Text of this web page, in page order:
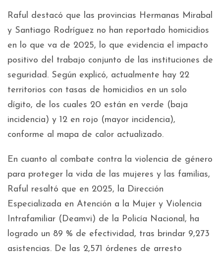
Raful destacó que las provincias Hermanas Mirabal
y Santiago Rodríguez no han reportado homicidios
en lo que va de 2025, lo que evidencia el impacto
positivo del trabajo conjunto de las instituciones de
seguridad. Según explicó, actualmente hay 22
territorios con tasas de homicidios en un solo
dígito, de los cuales 20 están en verde (baja
incidencia) y 12 en rojo (mayor incidencia),
conforme al mapa de calor actualizado.
En cuanto al combate contra la violencia de género
para proteger la vida de las mujeres y las familias,
Raful resaltó que en 2025, la Dirección
Especializada en Atención a la Mujer y Violencia
Intrafamiliar (Deamvi) de la Policía Nacional, ha
logrado un 89 % de efectividad, tras brindar 9,273
asistencias. De las 2,571 órdenes de arresto